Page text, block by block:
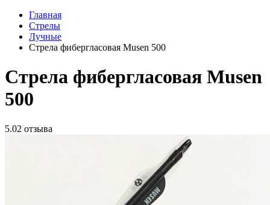
Главная
Стрелы
Лучные
Стрела фибергласовая Musen 500
Стрела фибергласовая Musen
500
5.02 отзыва